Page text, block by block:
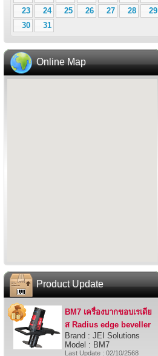
23
24 25 26 27 28
29
30
31
Online Map
Product Update
BM7 เครื่องบากขอบเรเดีย
ส Radius edge beveller
Brand : JEI Solutions
Model : BM7
Last Update : 02/10/2568